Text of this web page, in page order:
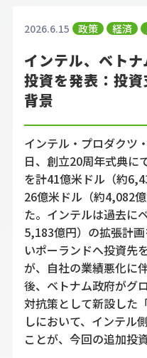
2026.6.15 政策 経済
インテル、ベト
投資を発表：投
背景
インテル・プロダクツ
日、創立20周年式典に
を計41億米ドル（約
26億米ドル（約4,082
た。インテルは過去に
5,183億円）の拡張計
いポーランドへ投資先
が、自社の業績悪化に
後、ベトナム政府がグ
対抗策として新設した
しにおいて、インテル
ことが、今回の追加投